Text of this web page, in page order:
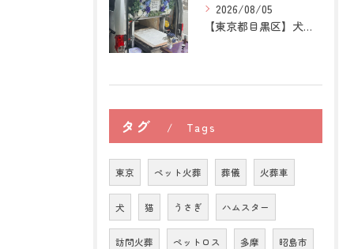
2026/08/05
【東京都目黒区】犬の訪問ペット火葬｜住み慣れた場所で心穏やか...
タグ Tags
東京 ペット火葬 葬儀 火葬車
犬 猫 うさぎ ハムスター
訪問火葬 ペットロス 多摩 昭島市